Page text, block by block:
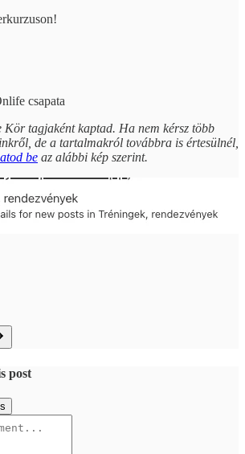
csapata
Kör tagjaként kaptad. Ha nem kérsz több
de a tartalmakról továbbra is értesülnél,
be az alábbi kép szerint.
post